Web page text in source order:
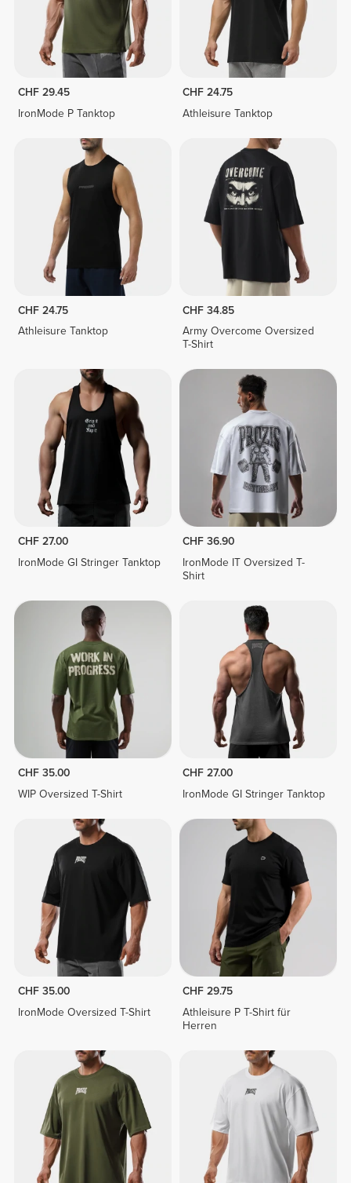
CHF 29.45
IronMode P Tanktop
CHF 24.75
Athleisure Tanktop
CHF 24.75
Athleisure Tanktop
CHF 34.85
Army Overcome Oversized
T-Shirt
CHF 27.00
IronMode GI Stringer Tanktop
CHF 36.90
IronMode IT Oversized T-
Shirt
CHF 35.00
WIP Oversized T-Shirt
CHF 27.00
IronMode GI Stringer Tanktop
CHF 35.00
IronMode Oversized T-Shirt
CHF 29.75
Athleisure P T-Shirt für
Herren